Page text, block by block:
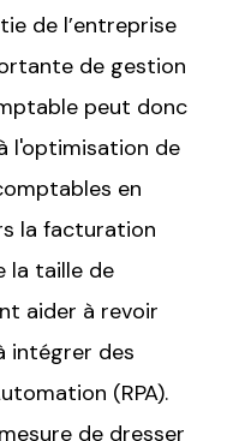
de l’entreprise
de gestion
peut donc
l'optimisation de
en
la facturation
la taille de
aider à revoir
intégrer des
(RPA).
de dresser